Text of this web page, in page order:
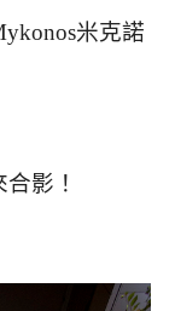
米克諾
影！